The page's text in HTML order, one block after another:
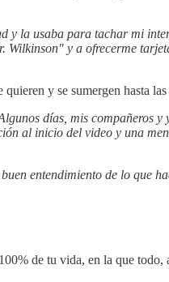
la usaba para tachar mi
y a ofrecerme
y se sumergen hasta
días, mis compañeros
al inicio del video y una
entendimiento de lo que
de tu vida, en la que todo,